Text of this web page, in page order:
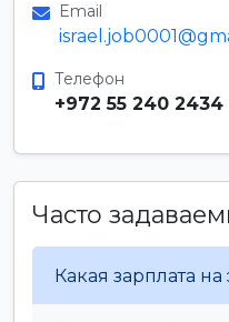
Email
Телефон
+972 55 240 2434
Часто
Какая зарплата